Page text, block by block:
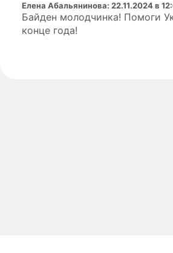
Елена Абальянинова: 22.11.2024 в
Байден молодчинка! Помоги
конце года!